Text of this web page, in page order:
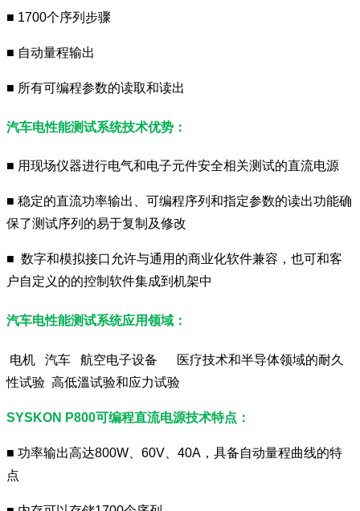
■ 1700个序列步骤
■ 自动量程输出
■ 所有可编程参数的读取和读出
汽车电性能测试系统技术优势：
■ 用现场仪器进行电气和电子元件安全相关测试的直流电源
■ 稳定的直流功率输出、可编程序列和指定参数的读出功能确
保了测试序列的易于复制及修改
■ 数字和模拟接口允许与通用的商业化软件兼容，也可和客
户自定义的的控制软件集成到机架中
汽车电性能测试系统应用领域：
电机 汽车 航空电子设备 医疗技术和半导体领域的耐久
性试验 高低溫试验和应力试验
SYSKON P800可编程直流电源技术特点：
■ 功率输出高达800W、60V、40A，具备自动量程曲线的特
点